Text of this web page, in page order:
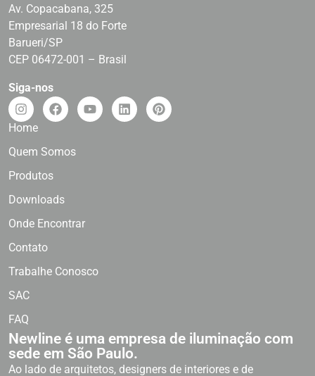
Av. Copacabana, 325
Empresarial 18 do Forte
Barueri/SP
CEP 06472-001 – Brasil
Siga-nos
Home
Quem Somos
Produtos
Downloads
Onde Encontrar
Contato
Trabalhe Conosco
SAC
FAQ
Newline é uma empresa de iluminação com
sede em São Paulo.
Ao lado de arquitetos, designers de interiores e de